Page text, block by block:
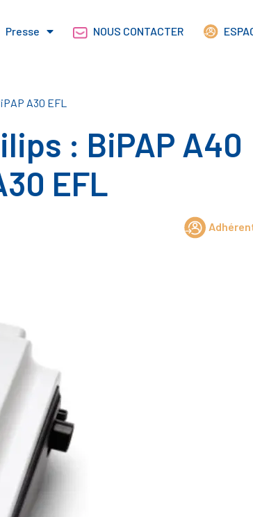
Presse NOUS CONTACTER
A30 EFL
: BiPAP A40
EFL